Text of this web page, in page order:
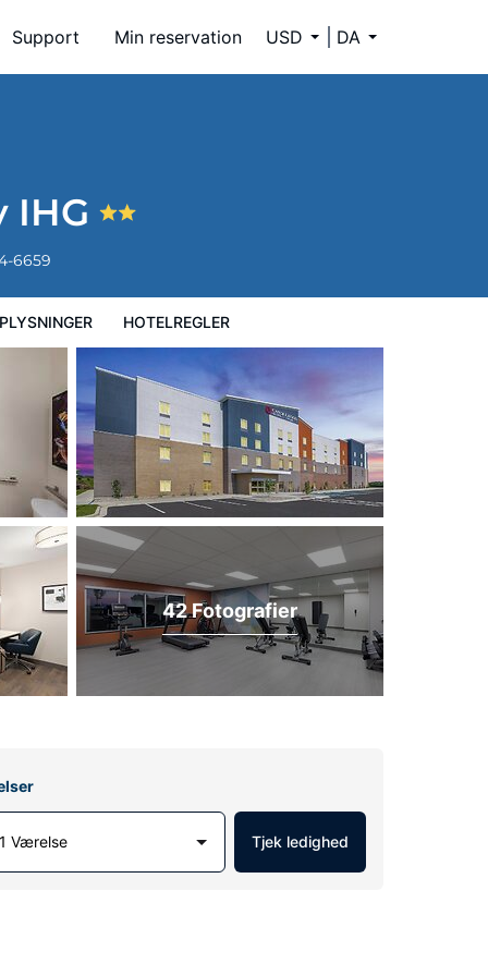
Support Min reservation USD DA
IHG
6659
HOTELREGLER
42 Fotografier
1 Værelse Tjek ledighed